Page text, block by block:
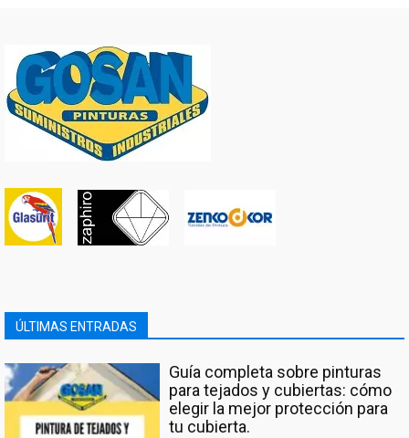
ÚLTIMAS ENTRADAS
Guía completa sobre pinturas
para tejados y cubiertas: cómo
elegir la mejor protección para
tu cubierta.